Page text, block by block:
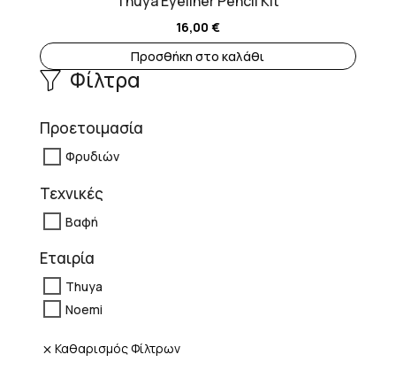
16,00 €
Προσθήκη στο καλάθι
Φίλτρα
Προετοιμασία
Φρυδιών
Τεχνικές
Βαφή
Εταιρία
Thuya
Noemi
Καθαρισμός Φίλτρων